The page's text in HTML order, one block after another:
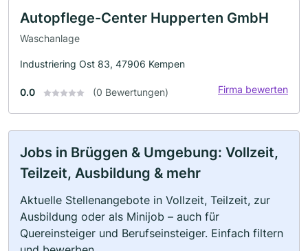
Autopflege-Center Hupperten GmbH
Waschanlage
Industriering Ost 83, 47906 Kempen
0.0 (0 Bewertungen) Firma bewerten
Jobs in Brüggen & Umgebung: Vollzeit,
Teilzeit, Ausbildung & mehr
Aktuelle Stellenangebote in Vollzeit, Teilzeit, zur
Ausbildung oder als Minijob – auch für
Quereinsteiger und Berufseinsteiger. Einfach filtern